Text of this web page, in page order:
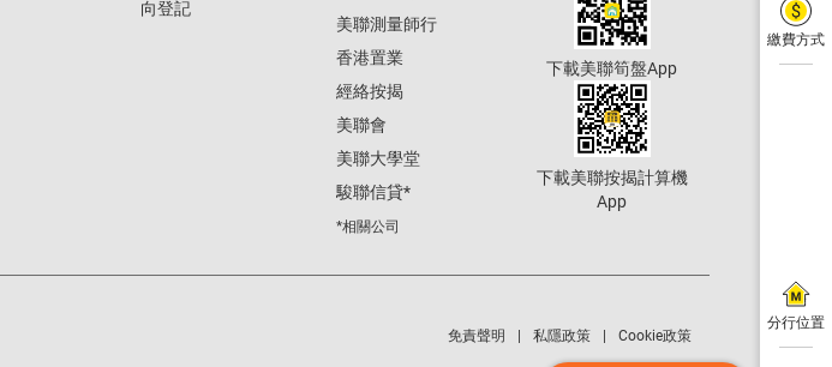
繳費方式
分行位置
向登記
美聯測量師行
香港置業
經絡按揭
美聯會
美聯大學堂
駿聯信貸*
*相關公司
下載美聯筍盤App
下載美聯按揭計算機
App
免責聲明 私隱政策 Cookie政策